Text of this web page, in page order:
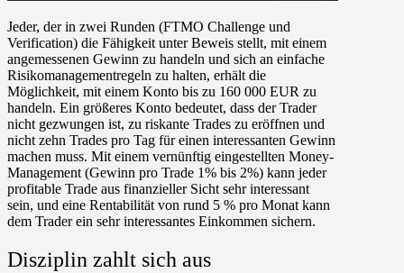
Jeder, der in zwei Runden (FTMO Challenge und
Verification) die Fähigkeit unter Beweis stellt, mit einem
angemessenen Gewinn zu handeln und sich an einfache
Risikomanagementregeln zu halten, erhält die
Möglichkeit, mit einem Konto bis zu 160 000 EUR zu
handeln. Ein größeres Konto bedeutet, dass der Trader
nicht gezwungen ist, zu riskante Trades zu eröffnen und
nicht zehn Trades pro Tag für einen interessanten Gewinn
machen muss. Mit einem vernünftig eingestellten Money-
Management (Gewinn pro Trade 1% bis 2%) kann jeder
profitable Trade aus finanzieller Sicht sehr interessant
sein, und eine Rentabilität von rund 5 % pro Monat kann
dem Trader ein sehr interessantes Einkommen sichern.
Disziplin zahlt sich aus